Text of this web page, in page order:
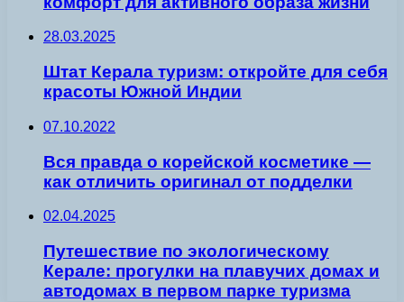
28.03.2025
Штат Керала туризм: откройте для себя
красоты Южной Индии
07.10.2022
Вся правда о корейской косметике —
как отличить оригинал от подделки
02.04.2025
Путешествие по экологическому
Керале: прогулки на плавучих домах и
автодомах в первом парке туризма